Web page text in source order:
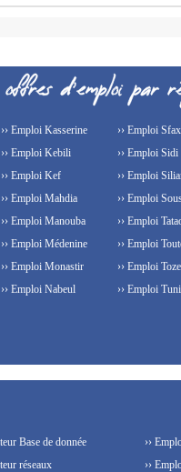
›› Emploi Kasserine
›› Emploi Kebili
›› Emploi Kef
›› Emploi Mahdia
›› Emploi Manouba
›› Emploi Médenine
›› Emploi Monastir
›› Emploi Nabeul
›› Emploi Sfax
›› Emploi
›› Emploi
›› Emploi
›› Emploi
›› Emploi
›› Emploi
›› Emploi
Base de donnée
réseaux
››
››